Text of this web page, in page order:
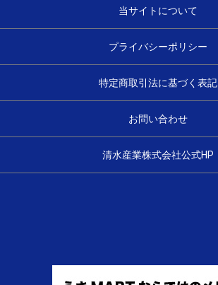
当サイトについて
プライバシーポリシー
特定商取引法に基づく表記
お問い合わせ
清水産業株式会社公式HP